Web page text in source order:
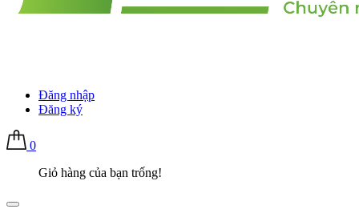
Đăng nhập
Đăng ký
0
Giỏ hàng của bạn trống!